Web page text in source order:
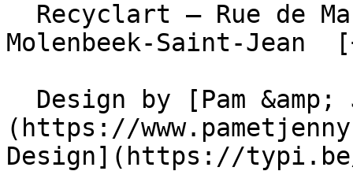
Molenbeek-Saint-
(https://
Design](https://